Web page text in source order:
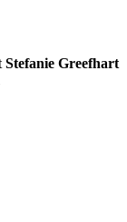
Stefanie Greefhart